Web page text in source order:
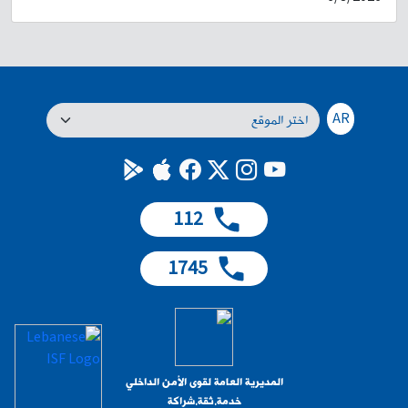
لبنان، وكان آخرها بتاريخ 18-7-2026، حيث نفّذا عمليتَي سلب في بلدة الجِيّة.
2026، وبعد رصدٍ ومراقبة دقيقة، تمكّنت إحدى دوريّات الشّعبة من توقيفه،
بالتّحقيق معه، اعترف بما نُسِبَ إليه لجهة قيامه بتنفيذ عدّة عمليّات سلب بقوّة
شخص آخر. كما اعترف بتعاطي المخدّرات. أجري المقتضى القانوني بحقّه،
وأودع مع المضبوطات المرجع المعني، بناءً على إشارة القضاء المختص، والعمل
المديرية العامة لقوى الأمن الداخلي
خدمة.ثقة.شراكة
112
1745
AR